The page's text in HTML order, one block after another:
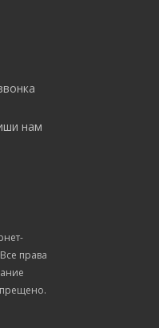
нам
права